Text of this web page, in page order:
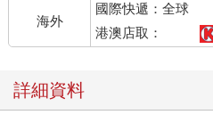
海外
國際快遞：全球
港澳店取：
詳細資料